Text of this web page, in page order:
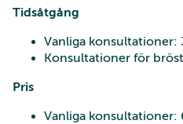
Tidsåtgång
Vanliga konsultationer:
Konsultationer för
Pris
Vanliga konsultationer: